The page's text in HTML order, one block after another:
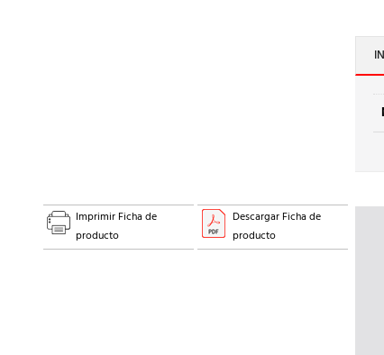
Imprimir Ficha de
producto
Descargar Ficha de
producto